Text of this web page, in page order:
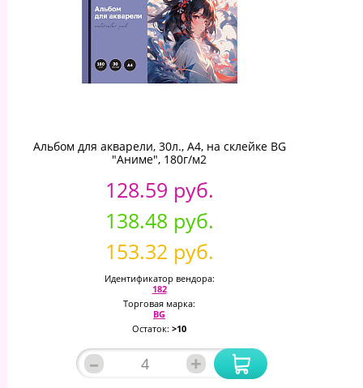
Альбом для акварели, 30л., А4, на склейке BG
"Аниме", 180г/м2
128.59 руб.
138.48 руб.
153.32 руб.
Идентификатор вендора:
182
Торговая марка:
BG
Остаток: >10
– +